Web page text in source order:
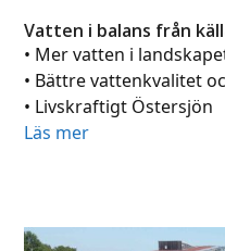
Vatten i balans från
• Mer vatten i
• Bättre vattenkvalitet
• Livskraftigt Östersjön
Läs mer